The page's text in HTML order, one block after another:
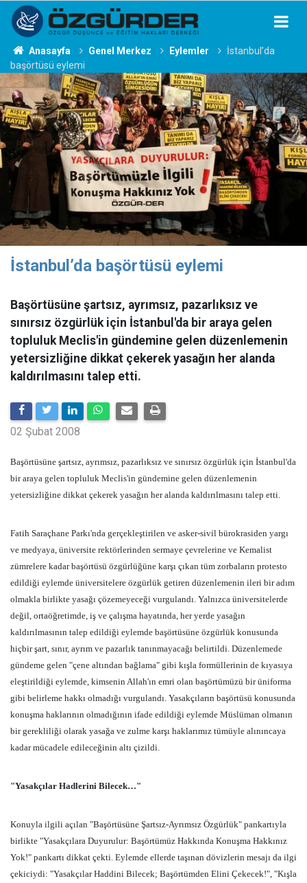
Anasayfa Genel Merkez Eylemler
İstanbul’da
başörtüsü eylemi
İstanbul’da başörtüsü eylemi
Başörtüsüne şartsız, ayrımsız, pazarlıksız ve
sınırsız özgürlük için İstanbul'da bir araya gelen
topluluk Meclis'in gündemine gelen düzenlemenin
yetersizliğine dikkat çekerek yasağın her alanda
kaldırılmasını talep etti.
02 Şubat 2008
Başörtüsüne şartsız, ayrımsız, pazarlıksız ve sınırsız özgürlük için İstanbul'da
bir araya gelen topluluk Meclis'in gündemine gelen düzenlemenin
yetersizliğine dikkat çekerek yasağın her alanda kaldırılmasını talep etti.
Fatih Saraçhane Parkı'nda gerçekleştirilen ve asker-sivil bürokrasiden yargı
ve medyaya, üniversite rektörlerinden sermaye çevrelerine ve Kemalist
zümrelere kadar başörtüsü özgürlüğüne karşı çıkan tüm zorbaların protesto
edildiği eylemde üniversitelere özgürlük getiren düzenlemenin ileri bir adım
olmakla birlikte yasağı çözemeyeceği vurgulandı. Yalnızca üniversitelerde
değil, ortaöğretimde, iş ve çalışma hayatında, her yerde yasağın
kaldırılmasının talep edildiği eylemde başörtüsüne özgürlük konusunda
hiçbir şart, sınır, ayrım ve pazarlık tanınmayacağı belirtildi. Düzenlemede
gündeme gelen "çene altından bağlama" gibi kışla formüllerinin de kıyasıya
eleştirildiği eylemde, kimsenin Allah'ın emri olan başörtümüzü bir üniforma
gibi belirleme hakkı olmadığı vurgulandı. Yasakçıların başörtüsü konusunda
konuşma haklarının olmadığının ifade edildiği eylemde Müslüman olmanın
bir gerekliliği olarak yasağa ve zulme karşı haklarımız tümüyle alınıncaya
kadar mücadele edileceğinin altı çizildi.
"Yasakçılar Hadlerini Bilecek…"
Konuyla ilgili açılan "Başörtüsüne Şartsız-Ayrımsız Özgürlük" pankartıyla
birlikte "Yasakçılara Duyurulur: Başörtümüz Hakkında Konuşma Hakkınız
Yok!" pankartı dikkat çekti. Eylemde ellerde taşınan dövizlerin mesajı da ilgi
çekiciydi: "Yasakçılar Haddini Bilecek; Başörtümden Elini Çekecek!", "Kışla